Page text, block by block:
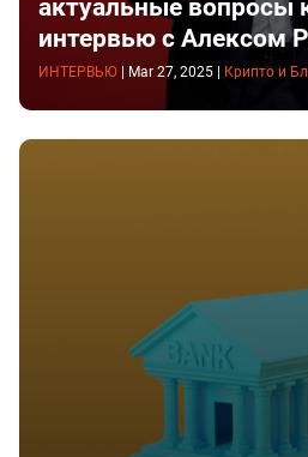
актуальные вопросы
интервью с Алексом
ИНТЕРВЬЮ Mar 27, 2025 Крипто и